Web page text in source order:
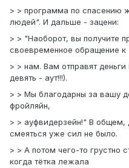
> > программа по спасению
людей". И дальше - зацени:
> > "Наоборот, вы получите
своевременное обращение к
> > нам. Вам отправят
девять - аут!!!).
> > Мы благодарны за вашу
фройляйн,
> > ауфвидерзейн!" В
смеяться уже сил не было.
> > А потом чего-то грустно
когда тётка лежала